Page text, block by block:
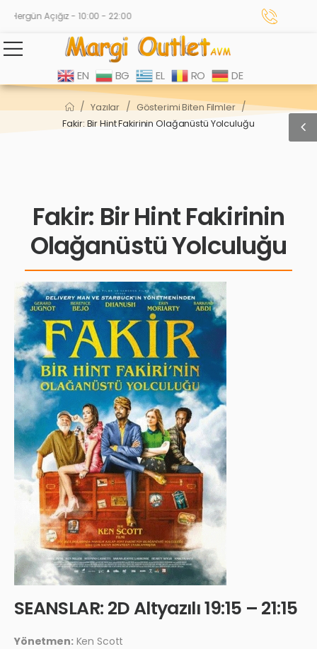
Hergün Açığız - 10:00 - 22:00
EN BG EL RO DE
/ Yazılar / Gösterimi Biten Filmler /
Fakir: Bir Hint Fakirinin Olağanüstü Yolculuğu
Fakir: Bir Hint Fakirinin
Olağanüstü Yolculuğu
SEANSLAR: 2D Altyazılı 19:15 – 21:15
Yönetmen:Ken Scott